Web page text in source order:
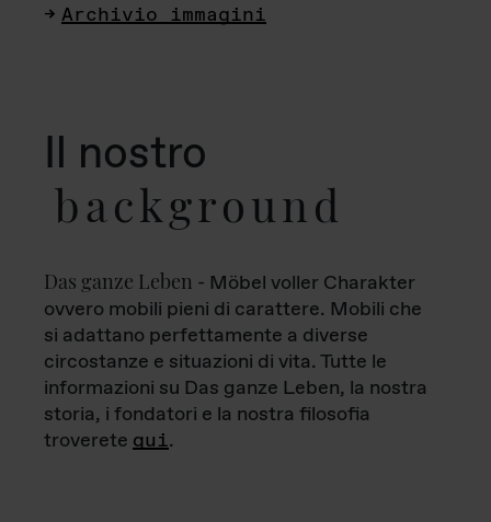
Archivio immagini
Il nostro
background
Das ganze Leben - Möbel voller Charakter
ovvero mobili pieni di carattere. Mobili che
si adattano perfettamente a diverse
circostanze e situazioni di vita. Tutte le
informazioni su Das ganze Leben, la nostra
storia, i fondatori e la nostra filosofia
troverete qui.